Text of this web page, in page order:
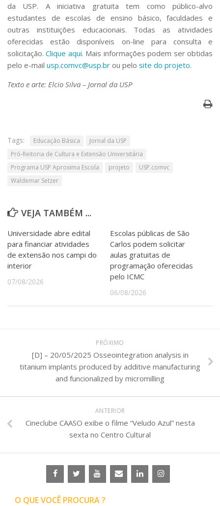
da USP. A iniciativa gratuita tem como público-alvo
estudantes de escolas de ensino básico, faculdades e
outras instituições educacionais. Todas as atividades
oferecidas estão disponíveis on-line para consulta e
solicitação.Clique aqui. Mais informações podem ser obtidas
pelo e-mail usp.comvc@usp.br ou pelo site do projeto.
Texto e arte: Elcio Silva – Jornal da USP
Tags: Educação Básica
Jornal da USP
Pró-Reitoria de Cultura e Extensão Universitária
Programa USP Aproxima Escola
projeto
USP.comvc
Waldemar Setzer
VEJA TAMBÉM ...
Universidade abre edital
para financiar atividades
de extensão nos campi do
interior
07/08/2026
Escolas públicas de São
Carlos podem solicitar
aulas gratuitas de
programação oferecidas
pelo ICMC
06/08/2026
PRÓXIMO
[D] – 20/05/2025 Osseointegration analysis in
titanium implants produced by additive manufacturing
and funcionalized by micromilling
ANTERIOR
Cineclube CAASO exibe o filme “Veludo Azul” nesta
sexta no Centro Cultural
O QUE VOCÊ PROCURA ?